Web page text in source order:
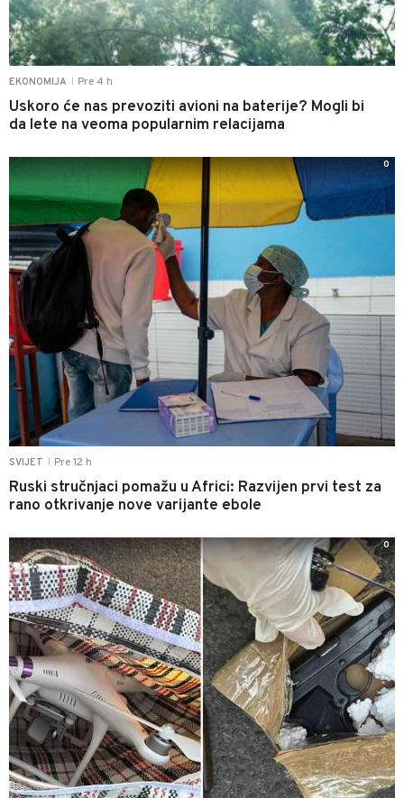
EKONOMIJA Pre 4 h
Uskoro će nas prevoziti avioni na baterije? Mogli bi
da lete na veoma popularnim relacijama
SVIJET Pre 12 h
Ruski stručnjaci pomažu u Africi: Razvijen prvi test za
rano otkrivanje nove varijante ebole
0
0